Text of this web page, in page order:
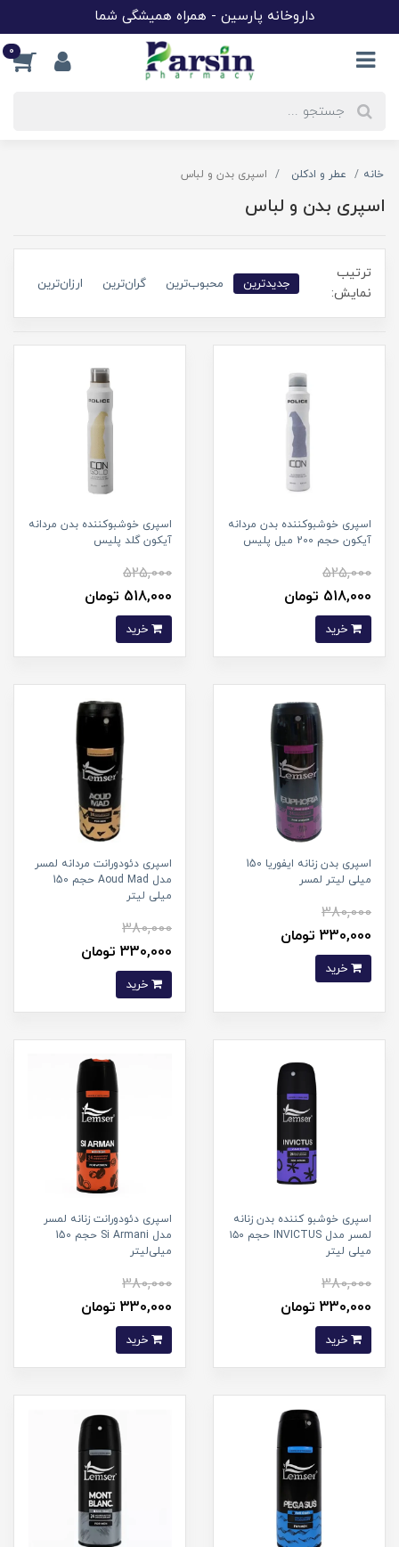
داروخانه پارسین - همراه همیشگی شما
0
خانه عطر و ادکلن اسپری بدن و لباس
اسپری بدن و لباس
ترتیب
نمایش:
جدیدترین محبوب‌ترین گران‌ترین ارزان‌ترین
‫اسپری خوشبو‌کننده بدن مردانه
آیکون حجم 200 میل پلیس
525,000
518,000 تومان
اسپری خوشبو‌کننده بدن مردانه
آیکون گلد پلیس
525,000
518,000 تومان
اسپری بدن زنانه ایفوریا 150
میلی لیتر لمسر
380,000
330,000 تومان
اسپری دئودورانت مردانه لمسر
مدل Aoud Mad حجم 150
میلی لیتر
380,000
330,000 تومان
اسپری خوشبو کننده بدن زنانه
لمسر مدل INVICTUS حجم ۱۵۰
میلی لیتر
380,000
330,000 تومان
اسپری دئودورانت زنانه لمسر
مدل Si Armani حجم 150
میلی‌لیتر
380,000
330,000 تومان